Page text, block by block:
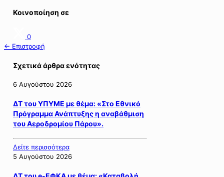
Κοινοποίηση σε
0
← Επιστροφή
Σχετικά άρθρα ενότητας
6 Αυγούστου 2026
ΔΤ του ΥΠΥΜΕ με θέμα: «Στο Εθνικό
Πρόγραμμα Ανάπτυξης η αναβάθμιση
του Αεροδρομίου Πάρου».
Δείτε περισσότερα
5 Αυγούστου 2026